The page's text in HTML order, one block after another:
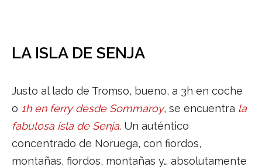
LA ISLA DE SENJA
Justo al lado de Tromso, bueno, a 3h en coche
o 1h en ferry desde Sommaroy, se encuentra la
fabulosa isla de Senja. Un auténtico
concentrado de Noruega, con fiordos,
montañas, fiordos, montañas y… absolutamente